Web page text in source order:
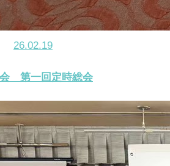
26.02.19
第一回定時総会